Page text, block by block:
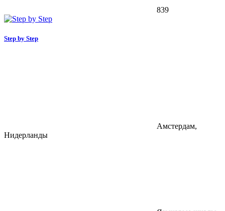
839
Step by Step
Амстердам,
Нидерланды